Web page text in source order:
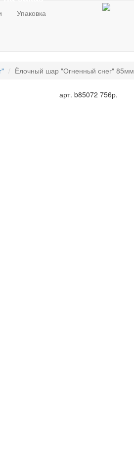
Упаковка
Ёлочный шар "Огненный снег" 85мм
арт. b85072 756р.